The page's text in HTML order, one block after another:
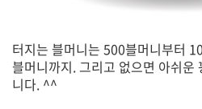
터지는 블머니는 500블머니부터
블머니까지. 그리고 없으면 아쉬운
니다. ^^